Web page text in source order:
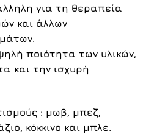
για τη θεραπεία
και άλλων
ποιότητα των υλικών,
και την ισχυρή
: μωβ, μπεζ,
κόκκινο και μπλε.